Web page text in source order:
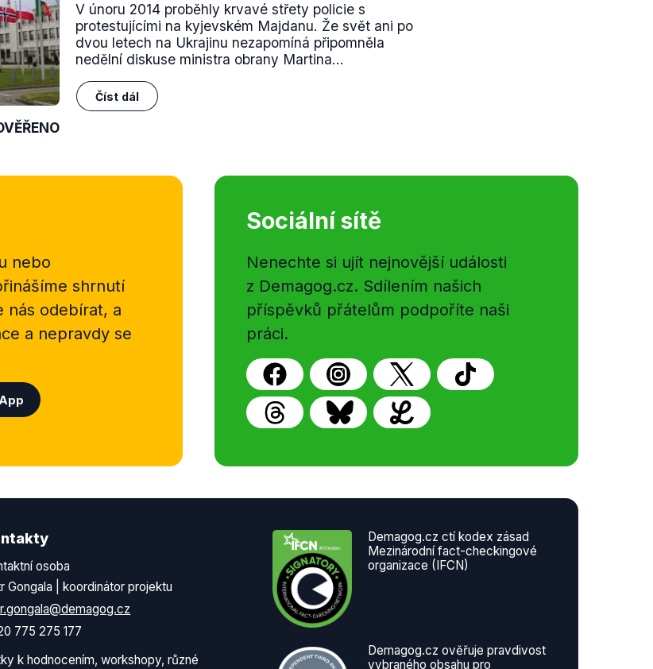
V únoru 2014 proběhly krvavé střety policie s
protestujícími na kyjevském Majdanu. Že svět ani po
dvou letech na Ukrajinu nezapomíná připomněla
nedělní diskuse ministra obrany Martina...
Číst dál
nebo
shrnutí
nás odebírat, a
a nepravdy se
Sociální sítě
Nenechte si ujít nejnovější události
z Demagog.cz. Sdílením našich
příspěvků přátelům podpoříte naši
práci.
osoba
Gongala | koordinátor projektu
775 275 177
k hodnocením, workshopy, různé
Demagog.cz ctí kodex zásad
Mezinárodní fact-checkingové
organizace (IFCN)
Demagog.cz ověřuje pravdivost
vybraného obsahu pro